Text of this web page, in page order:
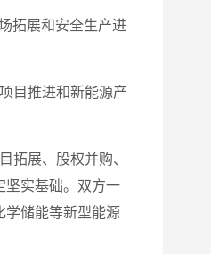
拓展和安全生产进
目推进和新能源产
展、股权并购、
坚实基础。双方一
储能等新型能源